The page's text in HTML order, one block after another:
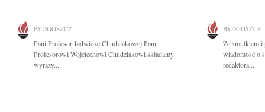
BYDGOSZCZ
Pani Profesor Jadwidze Chudziakowej Panu
Profesorowi Wojciechowi Chudziakowi składamy
wyrazy...
BYDGOSZCZ
Ze smutkiem i
wiadomość o
redaktora...